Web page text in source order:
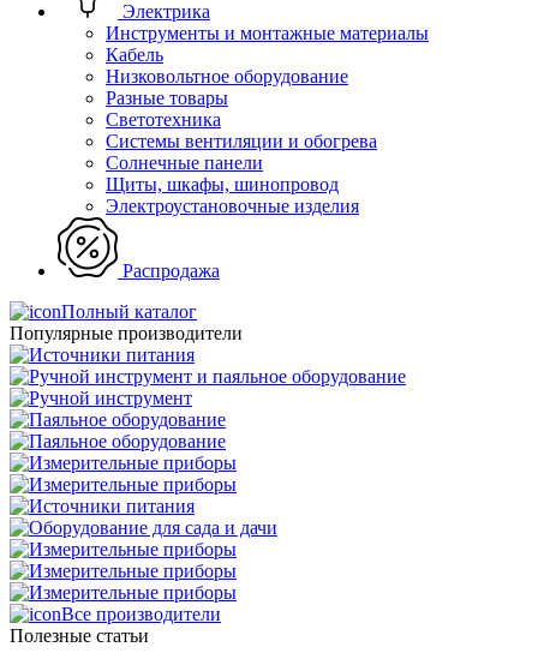
Электрика
Инструменты и монтажные материалы
Кабель
Низковольтное оборудование
Разные товары
Светотехника
Системы вентиляции и обогрева
Солнечные панели
Щиты, шкафы, шинопровод
Электроустановочные изделия
Распродажа
Полный каталог
Популярные производители
Все производители
Полезные статьи